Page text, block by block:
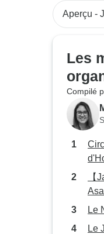
Aperçu -
Les
Compilé
【
Le
Le